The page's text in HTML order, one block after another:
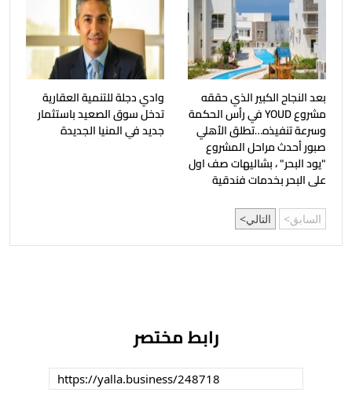
بعد النجاح الكبير الذي حققه
مشروع YOUD في رأس الحكمة
وسرعة تنفيذه…تطلق الأهلي
صبور أحدث مراحل المشروع
"يود البحر" ، بشاليهات صف اول
على البحر بخدمات فندقية
وادي دجلة للتنمية العقارية
تدخل سوق الصعيد باستثمار
جديد في المنيا الجديدة
السابق التالي
رابط مختصر